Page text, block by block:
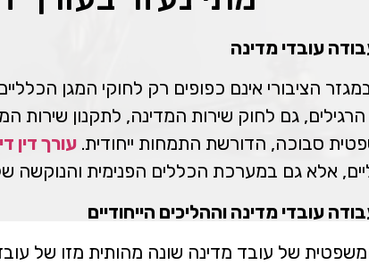
עובדי מדינה
הציבורי אינם כפופים רק לחוקי המגן
גם לחוק שירות המדינה, לתקנון שירות
סבוכה, הדורשת התמחות ייחודית. עורך דין
אלא גם במערכת הכללים הפנימית והנוקשה
עובדי מדינה וההליכים הייחודיים
של עובד מדינה שונה מהותית מזו של עובד